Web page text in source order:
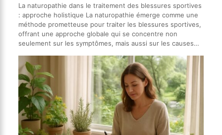
La naturopathie dans le traitement des blessures sportives
: approche holistique La naturopathie émerge comme une
méthode prometteuse pour traiter les blessures sportives,
offrant une approche globale qui se concentre non
seulement sur les symptômes, mais aussi sur les causes…